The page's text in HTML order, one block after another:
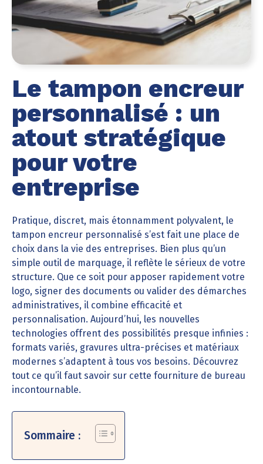
Le tampon encreur
personnalisé : un
atout stratégique
pour votre
entreprise
Pratique, discret, mais étonnamment polyvalent, le
tampon encreur personnalisé s’est fait une place de
choix dans la vie des entreprises. Bien plus qu’un
simple outil de marquage, il reflète le sérieux de votre
structure. Que ce soit pour apposer rapidement votre
logo, signer des documents ou valider des démarches
administratives, il combine efficacité et
personnalisation. Aujourd’hui, les nouvelles
technologies offrent des possibilités presque infinies :
formats variés, gravures ultra-précises et matériaux
modernes s’adaptent à tous vos besoins. Découvrez
tout ce qu’il faut savoir sur cette fourniture de bureau
incontournable.
Sommaire :